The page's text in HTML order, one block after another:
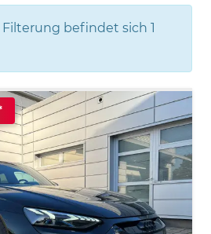
befindet sich 1